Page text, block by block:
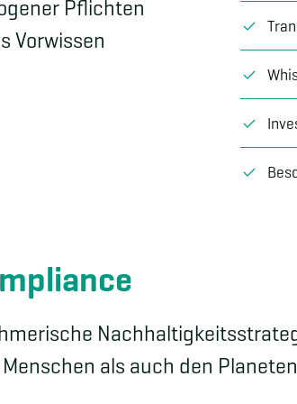
Pflichten
Vorwissen
als auch den